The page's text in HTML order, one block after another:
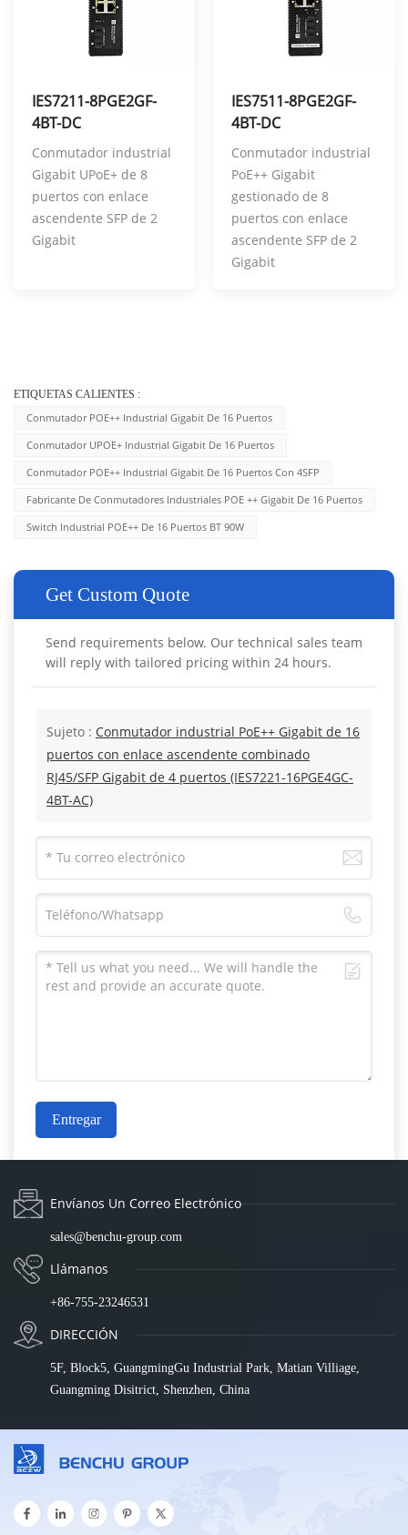
IES7211-8PGE2GF-
4BT-DC
Conmutador industrial
Gigabit UPoE+ de 8
puertos con enlace
ascendente SFP de 2
Gigabit
IES7511-8PGE2GF-
4BT-DC
Conmutador industrial
PoE++ Gigabit
gestionado de 8
puertos con enlace
ascendente SFP de 2
Gigabit
ETIQUETAS CALIENTES :
Conmutador POE++ Industrial Gigabit De 16 Puertos
Conmutador UPOE+ Industrial Gigabit De 16 Puertos
Conmutador POE++ Industrial Gigabit De 16 Puertos Con 4SFP
Fabricante De Conmutadores Industriales POE ++ Gigabit De 16 Puertos
Switch Industrial POE++ De 16 Puertos BT 90W
Get Custom Quote
Send requirements below. Our technical sales team
will reply with tailored pricing within 24 hours.
Sujeto : Conmutador industrial PoE++ Gigabit de 16
puertos con enlace ascendente combinado
RJ45/SFP Gigabit de 4 puertos (IES7221-16PGE4GC-
4BT-AC)
Entregar
Envíanos Un Correo Electrónico
sales@benchu-group.com
Llámanos
+86-755-23246531
DIRECCIÓN
5F, Block5, GuangmingGu Industrial Park, Matian Villiage,
Guangming Disitrict, Shenzhen, China